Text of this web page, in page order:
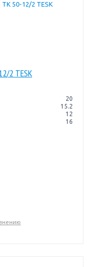
2 TESK
20
15.2
12
16